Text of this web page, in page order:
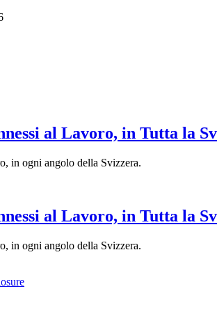
al Lavoro, in Tutta la
in ogni angolo della Svizzera.
al Lavoro, in Tutta la
in ogni angolo della Svizzera.